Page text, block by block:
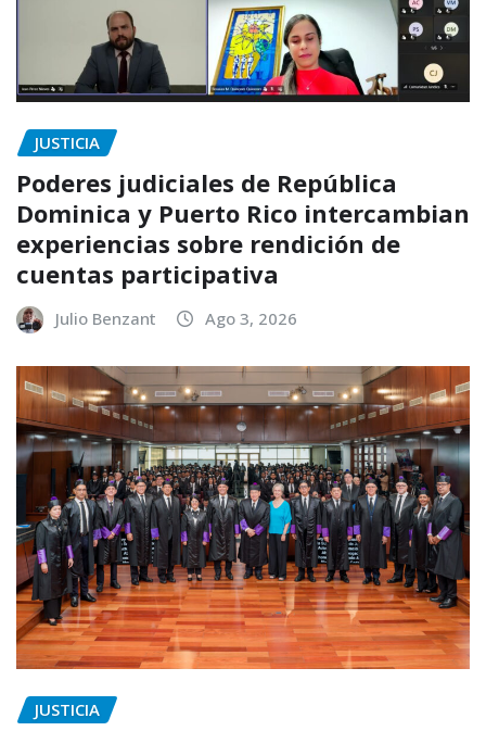
JUSTICIA
Poderes judiciales de República
Dominica y Puerto Rico intercambian
experiencias sobre rendición de
cuentas participativa
Julio Benzant Ago 3, 2026
JUSTICIA